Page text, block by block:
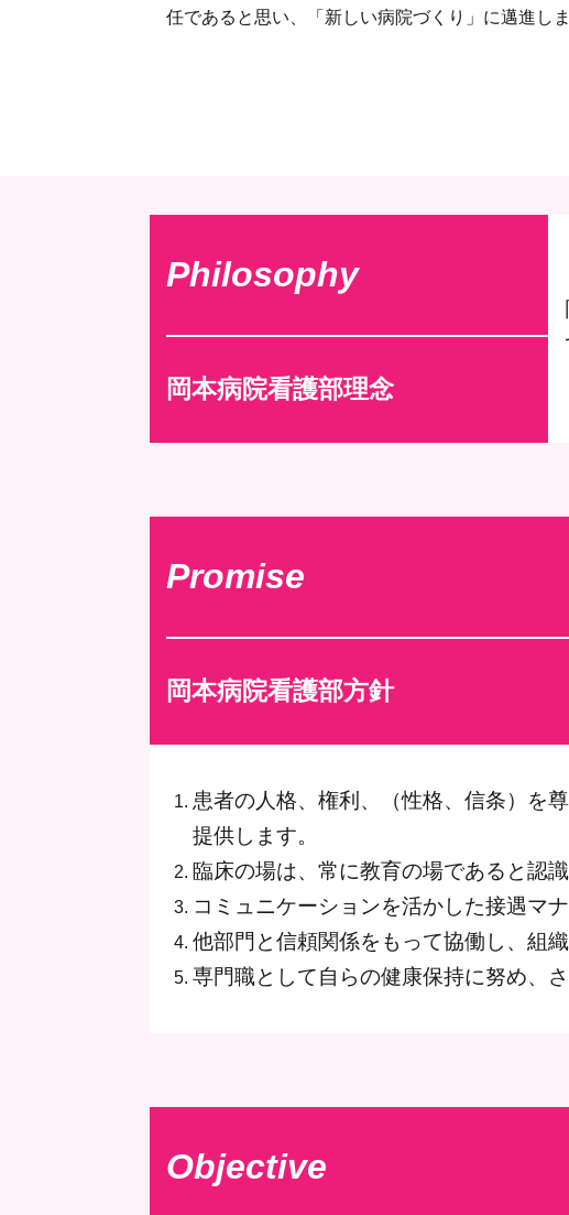
任であると思い、「新しい病院づくり」に邁進しま
Philosophy
岡本病院看護部理念
Promise
岡本病院看護部方針
患者の人格、権利、（性格、信条）を
提供します。
臨床の場は、常に教育の場であると認
コミュニケーションを活かした接遇マ
他部門と信頼関係をもって協働し、組
専門職として自らの健康保持に努め、
Objective